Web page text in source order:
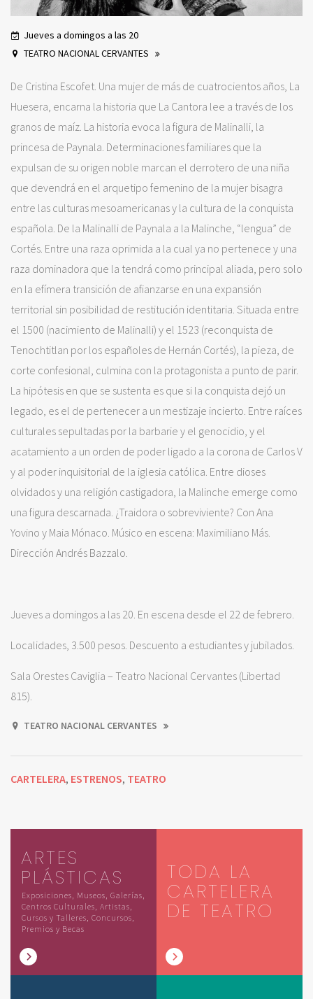
Jueves a domingos a las 20
TEATRO NACIONAL CERVANTES
De Cristina Escofet. Una mujer de más de cuatrocientos años, La
Huesera, encarna la historia que La Cantora lee a través de los
granos de maíz. La historia evoca la figura de Malinalli, la
princesa de Paynala. Determinaciones familiares que la
expulsan de su origen noble marcan el derrotero de una niña
que devendrá en el arquetipo femenino de la mujer bisagra
entre las culturas mesoamericanas y la cultura de la conquista
española. De la Malinalli de Paynala a la Malinche, “lengua” de
Cortés. Entre una raza oprimida a la cual ya no pertenece y una
raza dominadora que la tendrá como principal aliada, pero solo
en la efímera transición de afianzarse en una expansión
territorial sin posibilidad de restitución identitaria. Situada entre
el 1500 (nacimiento de Malinalli) y el 1523 (reconquista de
Tenochtitlan por los españoles de Hernán Cortés), la pieza, de
corte confesional, culmina con la protagonista a punto de parir.
La hipótesis en que se sustenta es que si la conquista dejó un
legado, es el de pertenecer a un mestizaje incierto. Entre raíces
culturales sepultadas por la barbarie y el genocidio, y el
acatamiento a un orden de poder ligado a la corona de Carlos V
y al poder inquisitorial de la iglesia católica. Entre dioses
olvidados y una religión castigadora, la Malinche emerge como
una figura descarnada. ¿Traidora o sobreviviente? Con Ana
Yovino y Maia Mónaco. Músico en escena: Maximiliano Más.
Dirección Andrés Bazzalo.
Jueves a domingos a las 20. En escena desde el 22 de febrero.
Localidades, 3.500 pesos. Descuento a estudiantes y jubilados.
Sala Orestes Caviglia – Teatro Nacional Cervantes (Libertad
815).
TEATRO NACIONAL CERVANTES
CARTELERA, ESTRENOS, TEATRO
ARTES
PLÁSTICAS
Exposiciones, Museos, Galerías,
Centros Culturales, Artistas,
Cursos y Talleres, Concursos,
Premios y Becas
TODA LA
CARTELERA
DE TEATRO